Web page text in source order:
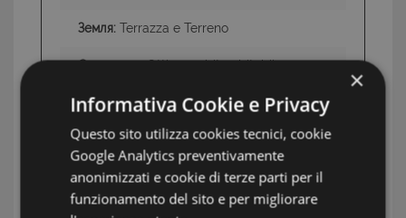
Земля: Terrazza e Terreno
СостояниеOttime subito abitabile
ИНФОРМАЦИЯ: RIVIERA DI PONENTE
TAG: Частные дома и виллы, Pietra Ligure ,
Riviera di Ponente
×
Informativa Cookie e Privacy
Questo sito utilizza cookies tecnici, cookie
Google Analytics preventivamente
anonimizzati e cookie di terze parti per il
funzionamento del sito e per migliorare